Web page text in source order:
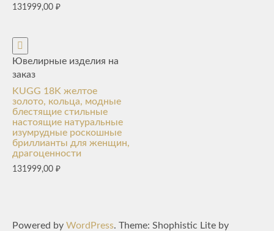
131999,00 ₽
Ювелирные изделия на
заказ
KUGG 18K желтое
золото, кольца, модные
блестящие стильные
настоящие натуральные
изумрудные роскошные
бриллианты для женщин,
драгоценности
131999,00 ₽
Powered by WordPress. Theme: Shophistic Lite by